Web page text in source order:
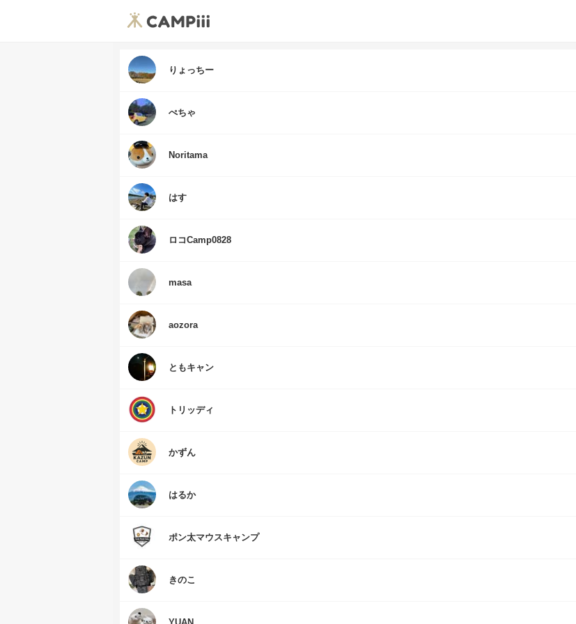
りょっちー
ぺちゃ
Noritama
はす
ロコCamp0828
masa
aozora
ともキャン
トリッディ
かずん
はるか
ポン太マウスキャンプ
きのこ